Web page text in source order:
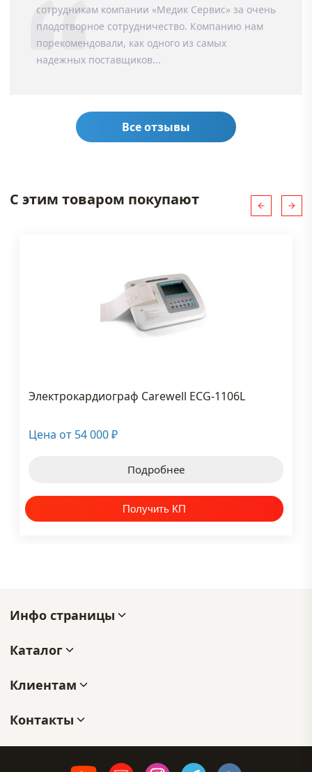
сотрудникам компании «Медик Сервис» за очень
плодотворное сотрудничество. Компанию нам
порекомендовали, как одного из самых
надежных поставщиков...
Все отзывы
С этим товаром покупают
Электрокардиограф Carewell ECG-1106L
Цена от 54 000 ₽
Подробнее
Инфо страницы
Каталог
Клиентам
Контакты